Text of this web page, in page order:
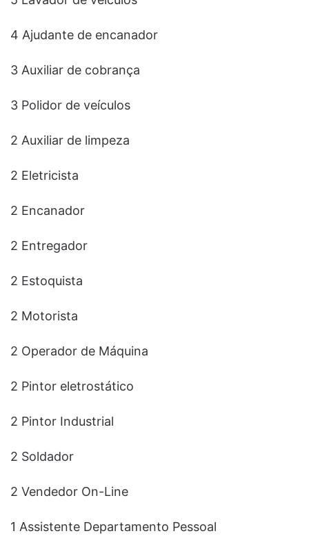
4 Ajudante de encanador
3 Auxiliar de cobrança
3 Polidor de veículos
2 Auxiliar de limpeza
2 Eletricista
2 Encanador
2 Entregador
2 Estoquista
2 Motorista
2 Operador de Máquina
2 Pintor eletrostático
2 Pintor Industrial
2 Soldador
2 Vendedor On-Line
1 Assistente Departamento Pessoal